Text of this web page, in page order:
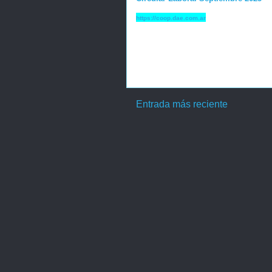
https://coop.dae.com.ar
Entrada más reciente